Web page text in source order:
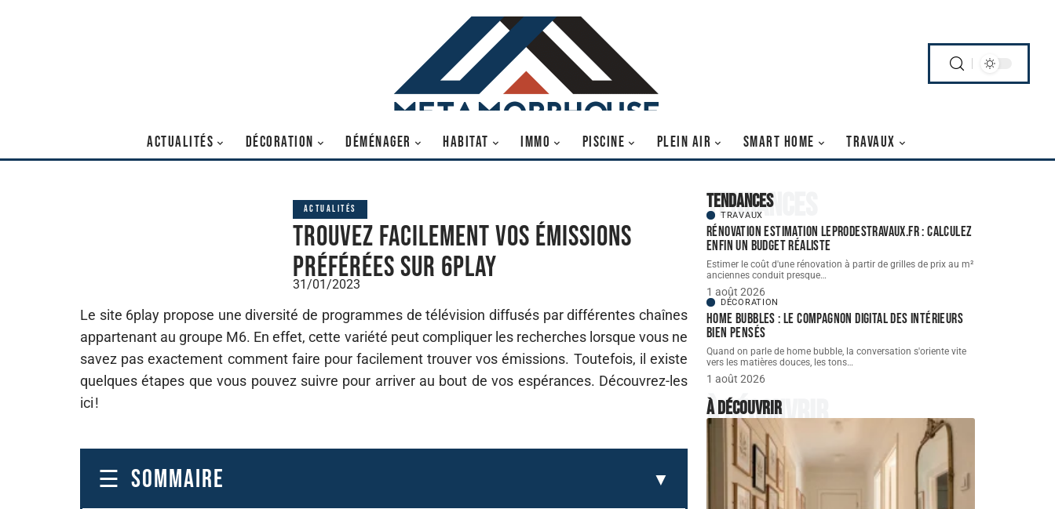
ACTUALITÉS DÉCORATION DÉMÉNAGER HABITAT IMMO PISCINE PLEIN AIR SMART HOME TRAVAUX
ACTUALITÉS
Trouvez facilement vos émissions
préférées sur 6play
31/01/2023
Le site 6play propose une diversité de programmes de télévision diffusés par différentes chaînes
appartenant au groupe M6. En effet, cette variété peut compliquer les recherches lorsque vous ne
savez pas exactement comment faire pour facilement trouver vos émissions. Toutefois, il existe
quelques étapes que vous pouvez suivre pour arriver au bout de vos espérances. Découvrez-les
ici !
SOMMAIRE
Tendances
Tendances
TRAVAUX
Rénovation estimation leprodestravaux.fr : calculez
enfin un budget réaliste
Estimer le coût d'une rénovation à partir de grilles de prix au m²
anciennes conduit presque…
1 août 2026
DÉCORATION
Home bubbles : le compagnon digital des intérieurs
bien pensés
Quand on parle de home bubble, la conversation s'oriente vite
vers les matières douces, les tons…
1 août 2026
À découvrir
À découvrir